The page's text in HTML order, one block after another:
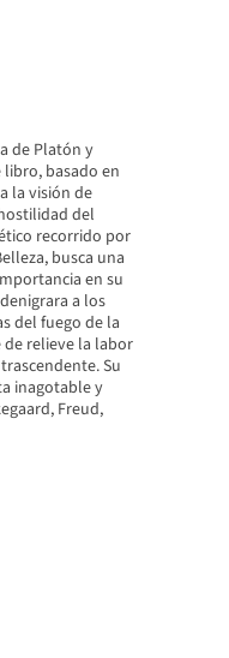
de Platón y
basado en
la visión de
del
recorrido por
busca una
en su
a los
del fuego de la
relieve la labor
Su
inagotable y
Freud,